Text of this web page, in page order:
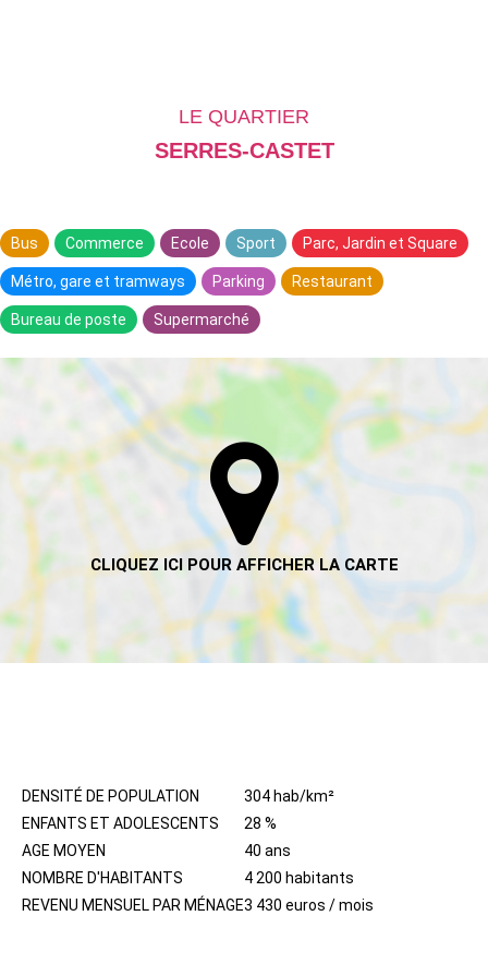
LE QUARTIER
SERRES-CASTET
Bus Commerce Ecole Sport Parc, Jardin et Square
Métro, gare et tramways Parking Restaurant
Bureau de poste Supermarché
DENSITÉ DE POPULATION
304 hab/km²
ENFANTS ET ADOLESCENTS
28 %
AGE MOYEN
40 ans
NOMBRE D'HABITANTS
4 200 habitants
REVENU MENSUEL PAR MÉNAGE3 430 euros / mois